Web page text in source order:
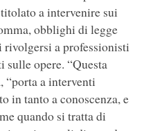
a intervenire sui
obblighi di legge
a professionisti
opere. “Questa
“porta a interventi
in tanto a conoscenza, e
quando si tratta di